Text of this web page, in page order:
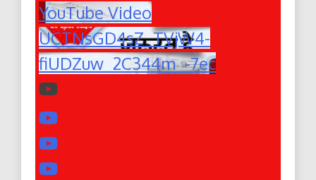
YouTube Video
UCTNsGD4sZ_TVjW4-
fiUDZuw_2C344m_-7ec